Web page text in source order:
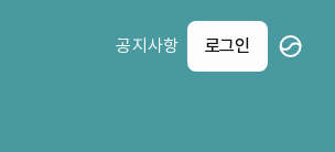
공지사항 로그인